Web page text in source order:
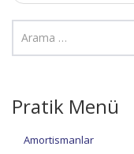
Pratik Menü
Amortismanlar